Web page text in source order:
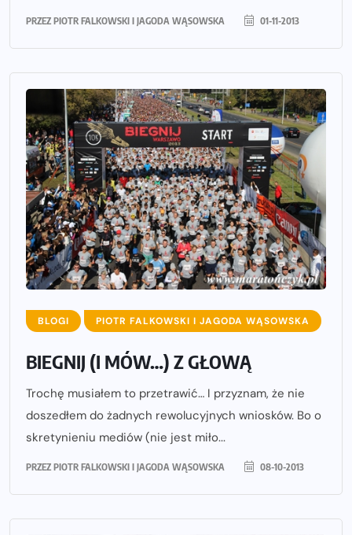
PRZEZ PIOTR FALKOWSKI I JAGODA WĄSOWSKA 01-11-2013
BLOGI PIOTR FALKOWSKI I JAGODA WĄSOWSKA
BIEGNIJ (I MÓW…) Z GŁOWĄ
Trochę musiałem to przetrawić… I przyznam, że nie
doszedłem do żadnych rewolucyjnych wniosków. Bo o
skretynieniu mediów (nie jest miło...
PRZEZ PIOTR FALKOWSKI I JAGODA WĄSOWSKA 08-10-2013